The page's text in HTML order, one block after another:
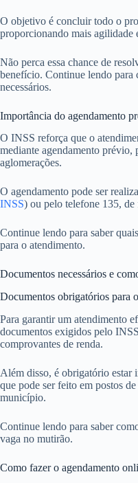
O objetivo é concluir todo o
proporcionando mais agilidade
Não perca essa chance de
benefício. Continue lendo para
necessários.
Importância do agendamento
O INSS reforça que o
mediante agendamento prévio,
aglomerações.
O agendamento pode ser
INSS) ou pelo telefone 135,
Continue lendo para saber
para o atendimento.
Documentos necessários e
Documentos obrigatórios para
Para garantir um atendimento
documentos exigidos pelo
comprovantes de renda.
Além disso, é obrigatório
que pode ser feito em postos
município.
Continue lendo para saber
vaga no mutirão.
Como fazer o agendamento